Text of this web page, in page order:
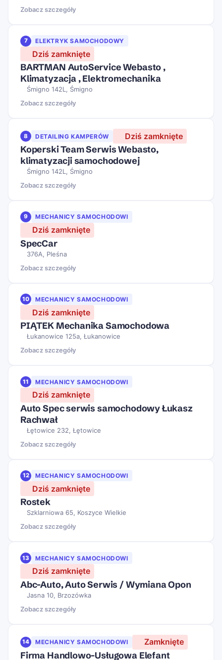
Zobacz szczegóły
7 ELEKTRYK SAMOCHODOWY
Dziś zamknięte
BARTMAN AutoService Webasto ,
Klimatyzacja , Elektromechanika
Śmigno 142L, Śmigno
Zobacz szczegóły
8 DETAILING KAMPERÓW Dziś zamknięte
Koperski Team Serwis Webasto,
klimatyzacji samochodowej
Śmigno 142L, Śmigno
Zobacz szczegóły
9 MECHANICY SAMOCHODOWI
Dziś zamknięte
SpecCar
376A, Pleśna
Zobacz szczegóły
10 MECHANICY SAMOCHODOWI
Dziś zamknięte
PIĄTEK Mechanika Samochodowa
Łukanowice 125a, Łukanowice
Zobacz szczegóły
11 MECHANICY SAMOCHODOWI
Dziś zamknięte
Auto Spec serwis samochodowy Łukasz
Rachwał
Łętowice 232, Łętowice
Zobacz szczegóły
12 MECHANICY SAMOCHODOWI
Dziś zamknięte
Rostek
Szklarniowa 65, Koszyce Wielkie
Zobacz szczegóły
13 MECHANICY SAMOCHODOWI
Dziś zamknięte
Abc-Auto, Auto Serwis / Wymiana Opon
Jasna 10, Brzozówka
Zobacz szczegóły
14 MECHANICY SAMOCHODOWI Zamknięte
Firma Handlowo-Usługowa Elefant